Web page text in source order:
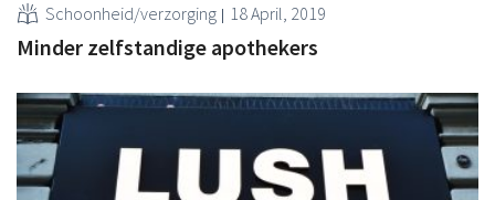
Schoonheid/verzorging 18 April, 2019
Minder zelfstandige apothekers